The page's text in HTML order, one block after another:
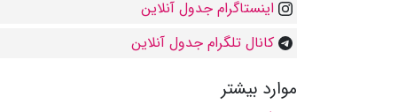
اینستاگرام جدول آنلاین
کانال تلگرام جدول آنلاین
موارد بیشتر